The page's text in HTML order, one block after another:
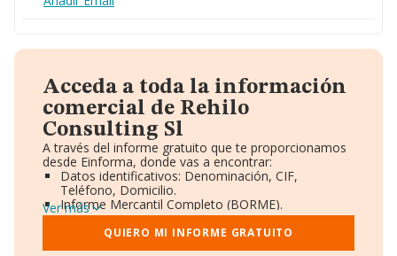
Acceda a toda la información
comercial de Rehilo
Consulting Sl
A través del informe gratuito que te proporcionamos
desde Einforma, donde vas a encontrar:
Datos identificativos: Denominación, CIF,
Teléfono, Domicilio.
Informe Mercantil Completo (BORME).
Gráficos de Evolución Ventas y Empleados.
Consejo de Administración y Administradores.
Directivos y Ejecutivos.
Ver más
QUIERO MI INFORME GRATUITO